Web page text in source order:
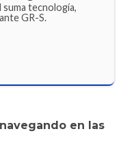
suma tecnología,
GR-S.
en las